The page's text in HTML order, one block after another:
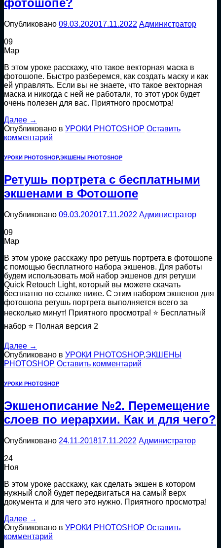
фотошопе?
Опубликовано 09.03.202017.11.2022 Администратор
09
Мар
В этом уроке расскажу, что такое векторная маска в
фотошопе. Быстро разберемся, как создать маску и как
ей управлять. Если вы не знаете, что такое векторная
маска и никогда с ней не работали, то этот урок будет
очень полезен для вас. Приятного просмотра!
Далее →
Опубликовано в УРОКИ PHOTOSHOP Оставить
комментарий
УРОКИ PHOTOSHOP,ЭКШЕНЫ PHOTOSHOP
Ретушь портрета с бесплатными
экшенами в Фотошопе
Опубликовано 09.03.202017.11.2022 Администратор
09
Мар
В этом уроке расскажу про ретушь портрета в фотошопе
с помощью бесплатного набора экшенов. Для работы
будем использовать мой набор экшенов для ретуши
Quick Retouch Light, который вы можете скачать
бесплатно по ссылке ниже. С этим набором экшенов для
фотошопа ретушь портрета выполняется всего за
несколько минут! Приятного просмотра! ⭐ Бесплатный
набор ⭐ Полная версия 2
Далее →
Опубликовано в УРОКИ PHOTOSHOP,ЭКШЕНЫ
PHOTOSHOP Оставить комментарий
УРОКИ PHOTOSHOP
Экшенописание №2. Перемещение
слоев по иерархии. Как и для чего?
Опубликовано 24.11.201817.11.2022 Администратор
24
Ноя
В этом уроке расскажу, как сделать экшен в котором
нужный слой будет передвигаться на самый верх
документа и для чего это нужно. Приятного просмотра!
Далее →
Опубликовано в УРОКИ PHOTOSHOP Оставить
комментарий